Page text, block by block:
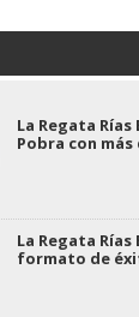
La Regata
Pobra con más
La Regata
formato de